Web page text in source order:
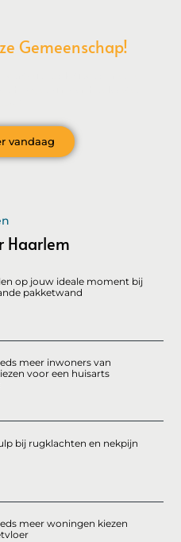
Gemeenschap!
vandaag
Haarlem
op jouw ideale moment bij
pakketwand
meer inwoners van
voor een huisarts
bij rugklachten en nekpijn
meer woningen kiezen